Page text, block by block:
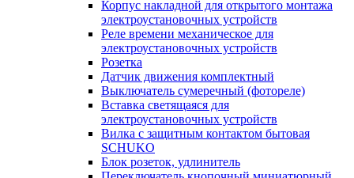
Корпус накладной для открытого монтажа
электроустановочных устройств
Реле времени механическое для
электроустановочных устройств
Розетка
Датчик движения комплектный
Выключатель сумеречный (фотореле)
Вставка светящаяся для
электроустановочных устройств
Вилка с защитным контактом бытовая
SCHUKO
Блок розеток, удлинитель